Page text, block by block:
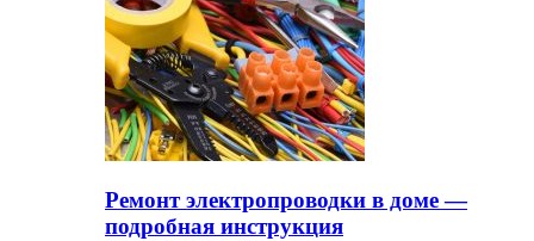
Ремонт электропроводки в доме —
подробная инструкция